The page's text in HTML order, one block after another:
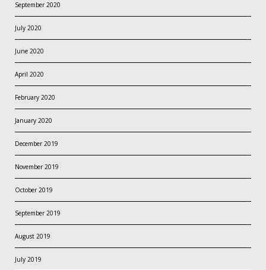
September 2020
July 2020
June 2020
April 2020
February 2020
January 2020
December 2019
November 2019
October 2019
September 2019
August 2019
July 2019